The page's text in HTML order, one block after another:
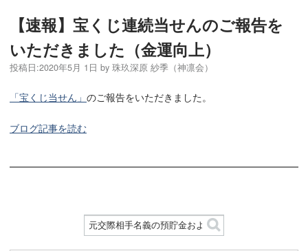
【速報】宝くじ連続当せんのご報告を
いただきました（金運向上）
投稿日:2020年5月 1日 by 珠玖深原 紗季（神凛会）
「宝くじ当せん」 のご報告をいただきました。
ブログ記事を読む